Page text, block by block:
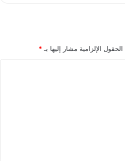
الحقول الإلزامية مشار إليها بـ*